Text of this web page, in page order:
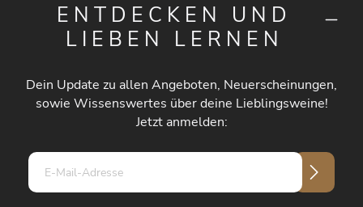
ENTDECKEN UND
LIEBEN LERNEN
Dein Update zu allen Angeboten, Neuerscheinungen,
sowie Wissenswertes über deine Lieblingsweine!
Jetzt anmelden:
Adresse*